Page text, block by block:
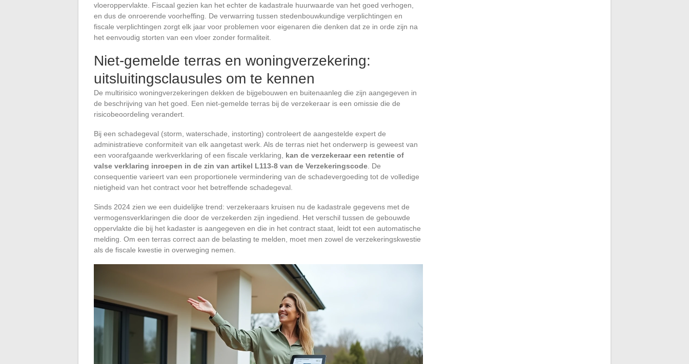
vloeroppervlakte. Fiscaal gezien kan het echter de kadastrale huurwaarde van het goed verhogen,
en dus de onroerende voorheffing. De verwarring tussen stedenbouwkundige verplichtingen en
fiscale verplichtingen zorgt elk jaar voor problemen voor eigenaren die denken dat ze in orde zijn na
het eenvoudig storten van een vloer zonder formaliteit.
Niet-gemelde terras en woningverzekering:
uitsluitingsclausules om te kennen
De multirisico woningverzekeringen dekken de bijgebouwen en buitenaanleg die zijn aangegeven in
de beschrijving van het goed. Een niet-gemelde terras bij de verzekeraar is een omissie die de
risicobeoordeling verandert.
Bij een schadegeval (storm, waterschade, instorting) controleert de aangestelde expert de
administratieve conformiteit van elk aangetast werk. Als de terras niet het onderwerp is geweest van
een voorafgaande werkverklaring of een fiscale verklaring, kan de verzekeraar een retentie of
valse verklaring inroepen in de zin van artikel L113-8 van de Verzekeringscode . De
consequentie varieert van een proportionele vermindering van de schadevergoeding tot de volledige
nietigheid van het contract voor het betreffende schadegeval.
Sinds 2024 zien we een duidelijke trend: verzekeraars kruisen nu de kadastrale gegevens met de
vermogensverklaringen die door de verzekerden zijn ingediend. Het verschil tussen de gebouwde
oppervlakte die bij het kadaster is aangegeven en die in het contract staat, leidt tot een automatische
melding. Om een terras correct aan de belasting te melden, moet men zowel de verzekeringskwestie
als de fiscale kwestie in overweging nemen.